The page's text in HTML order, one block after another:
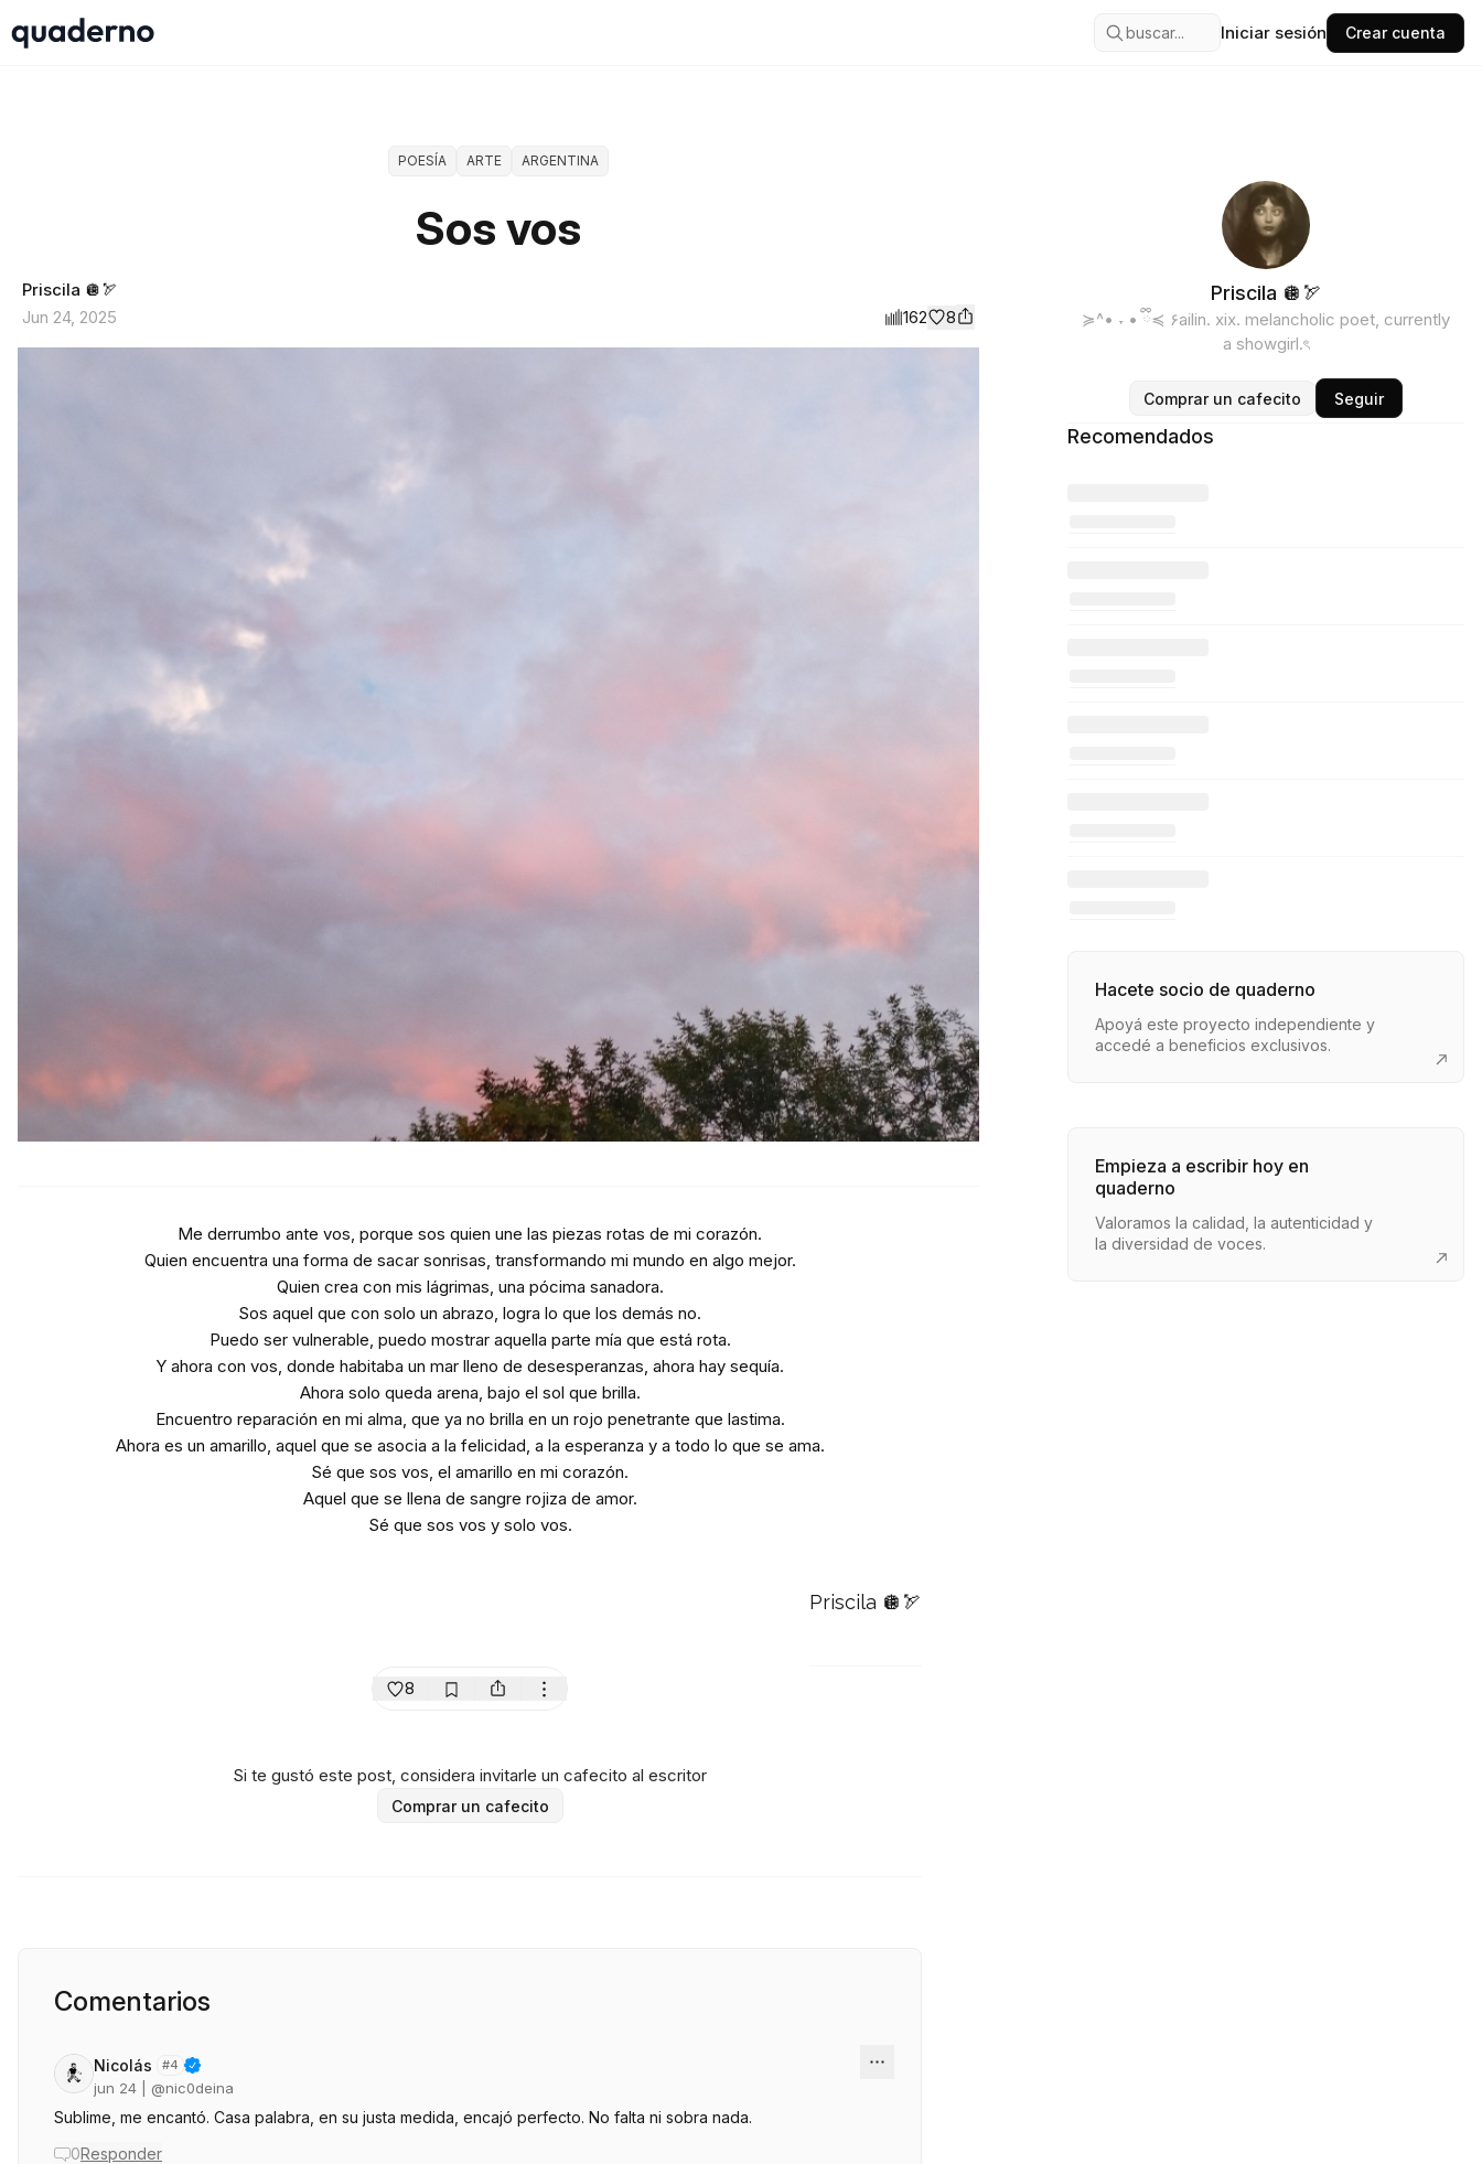
buscar... Iniciar sesión Crear cuenta
POESÍA ARTE ARGENTINA
Sos vos
Priscila 🪩🏹
Jun 24, 2025
162 8
Me derrumbo ante vos, porque sos quien une las piezas rotas de mi corazón.
Quien encuentra una forma de sacar sonrisas, transformando mi mundo en algo mejor.
Quien crea con mis lágrimas, una pócima sanadora.
Sos aquel que con solo un abrazo, logra lo que los demás no.
Puedo ser vulnerable, puedo mostrar aquella parte mía que está rota.
Y ahora con vos, donde habitaba un mar lleno de desesperanzas, ahora hay sequía.
Ahora solo queda arena, bajo el sol que brilla.
Encuentro reparación en mi alma, que ya no brilla en un rojo penetrante que lastima.
Ahora es un amarillo, aquel que se asocia a la felicidad, a la esperanza y a todo lo que se ama.
Sé que sos vos, el amarillo en mi corazón.
Aquel que se llena de sangre rojiza de amor.
Sé que sos vos y solo vos.
Priscila 🪩🏹
8
Si te gustó este post, considera invitarle un cafecito al escritor
Comprar un cafecito
Comentarios
Nicolás #4
jun 24 | @nic0deina
Sublime, me encantó. Casa palabra, en su justa medida, encajó perfecto. No falta ni sobra nada.
0Responder
Priscila 🪩🏹
≽^• ˕ • ྀི≼ ۶ailin. xix. melancholic poet, currently
a showgirl.ৎ
Comprar un cafecito Seguir
Recomendados
Hacete socio de quaderno
Apoyá este proyecto independiente y
accedé a beneficios exclusivos.
Empieza a escribir hoy en
quaderno
Valoramos la calidad, la autenticidad y
la diversidad de voces.